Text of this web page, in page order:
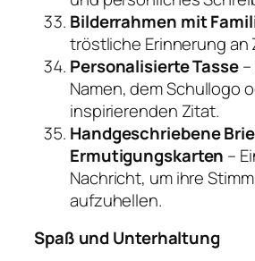
Bilderrahmen mit
tröstliche Erinnerung an
Personalisierte Tasse–
Namen, dem Schullogo
inspirierenden Zitat.
Handgeschriebene
Ermutigungskarten –
Nachricht, um ihre
aufzuhellen.
Spaß und Unterhaltung